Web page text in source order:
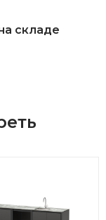
складе